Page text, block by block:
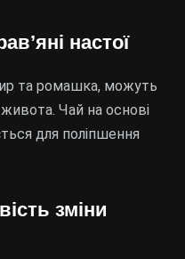
настої
та ромашка, можуть
Чай на основі
для поліпшення
зміни